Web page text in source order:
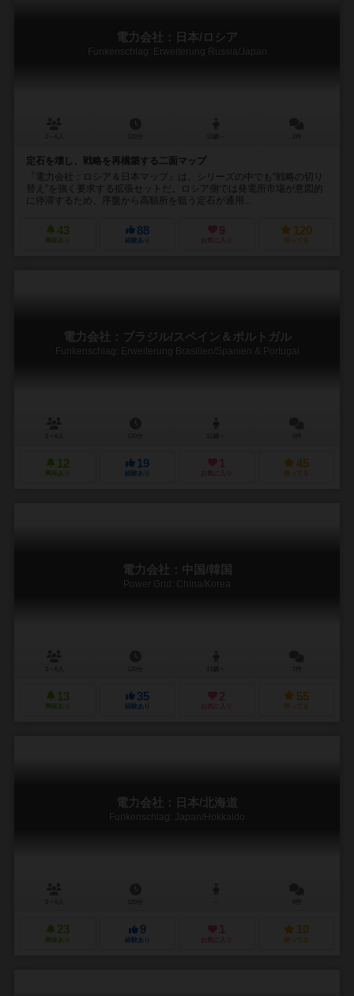
電力会社：日本/ロシア
Funkenschlag: Erweiterung Russia/Japan
定石を壊し、戦略を再構築する二面マップ
『電力会社：ロシア＆日本マップ』は、シリーズの中でも“戦略の切り
替え”を強く要求する拡張セットだ。ロシア側では発電所市場が意図的
に停滞するため、序盤から高額所を狙う定石が通用...
43
興味あり
88
経験あり
9
お気に入り
120
持ってる
電力会社：ブラジル/スペイン＆ポルトガル
Funkenschlag: Erweiterung Brasilien/Spanien & Portugal
12
興味あり
19
経験あり
1
お気に入り
45
持ってる
電力会社：中国/韓国
Power Grid: China/Korea
13
興味あり
35
経験あり
2
お気に入り
55
持ってる
電力会社：日本/北海道
Funkenschlag: Japan/Hokkaido
23
興味あり
9
経験あり
1
お気に入り
10
持ってる